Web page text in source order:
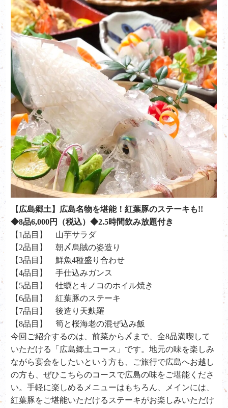
【広島郷土】広島名物を堪能！紅葉豚のステーキも!!
◆8品6,000円（税込）◆2.5時間飲み放題付き
【1品目】 山芋サラダ
【2品目】 朝〆烏賊の姿造り
【3品目】 鮮魚4種盛り合わせ
【4品目】 手仕込みガンス
【5品目】 牡蠣とキノコのホイル焼き
【6品目】 紅葉豚のステーキ
【7品目】 後造り天麩羅
【8品目】 筍と桜海老の混ぜ込み飯
今回ご紹介するのは、前菜から〆まで、全8品満喫して
いただける「広島郷土コース」です。地元の味を楽しみ
ながら宴会をしたいという方も、ご旅行で広島へお越し
の方も、ぜひこちらのコースで広島の味をご堪能くださ
い。手軽に楽しめるメニューはもちろん、メインには、
紅葉豚をご堪能いただけるステーキがお楽しみいただけ